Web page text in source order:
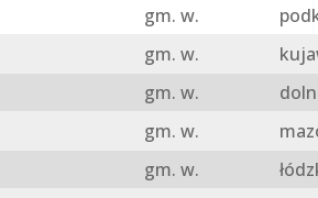
gm. w.
gm. w.
gm. w.
gm. w.
gm. w.